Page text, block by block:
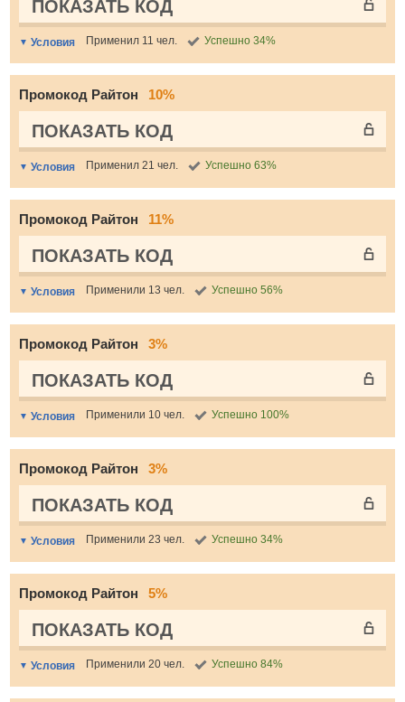
ПОКАЗАТЬ КОД
Условия Применил 11 чел. Успешно 34%
Промокод Райтон 10%
ПОКАЗАТЬ КОД
Условия Применил 21 чел. Успешно 63%
Промокод Райтон 11%
ПОКАЗАТЬ КОД
Условия Применили 13 чел. Успешно 56%
Промокод Райтон 3%
ПОКАЗАТЬ КОД
Условия Применили 10 чел. Успешно 100%
Промокод Райтон 3%
ПОКАЗАТЬ КОД
Условия Применили 23 чел. Успешно 34%
Промокод Райтон 5%
ПОКАЗАТЬ КОД
Условия Применили 20 чел. Успешно 84%